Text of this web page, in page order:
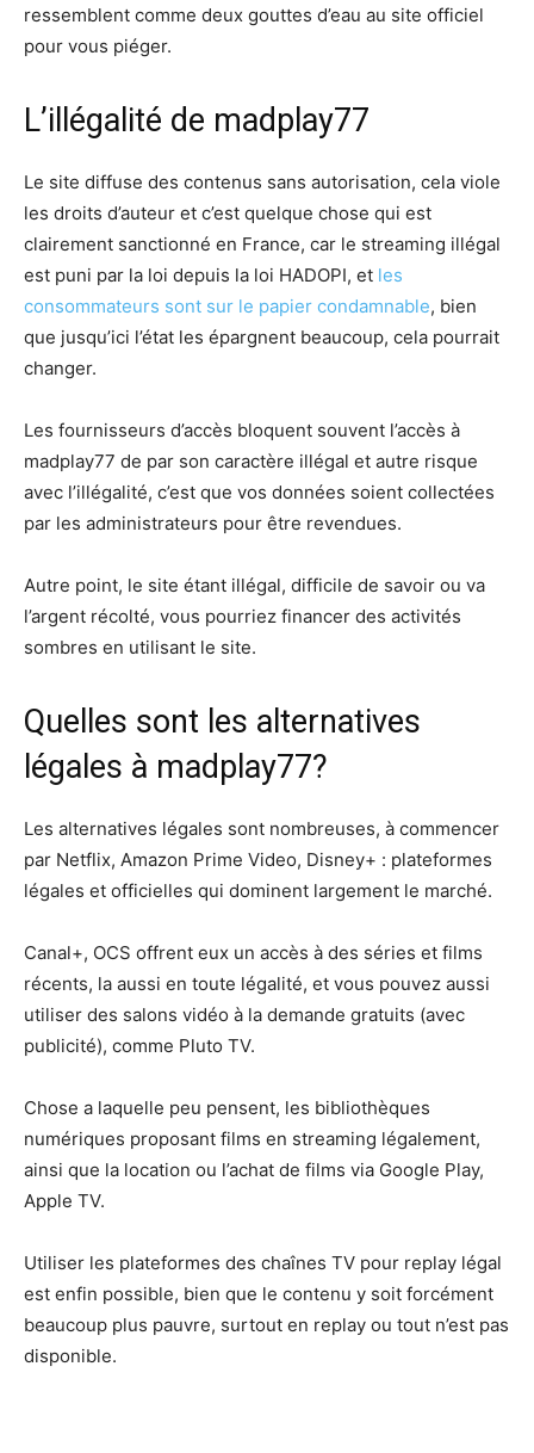
ressemblent comme deux gouttes d’eau au site officiel
pour vous piéger.
L’illégalité de madplay77
Le site diffuse des contenus sans autorisation, cela viole
les droits d’auteur et c’est quelque chose qui est
clairement sanctionné en France, car le streaming illégal
est puni par la loi depuis la loi HADOPI, et les
consommateurs sont sur le papier condamnable, bien
que jusqu’ici l’état les épargnent beaucoup, cela pourrait
changer.
Les fournisseurs d’accès bloquent souvent l’accès à
madplay77 de par son caractère illégal et autre risque
avec l’illégalité, c’est que vos données soient collectées
par les administrateurs pour être revendues.
Autre point, le site étant illégal, difficile de savoir ou va
l’argent récolté, vous pourriez financer des activités
sombres en utilisant le site.
Quelles sont les alternatives
légales à madplay77?
Les alternatives légales sont nombreuses, à commencer
par Netflix, Amazon Prime Video, Disney+ : plateformes
légales et officielles qui dominent largement le marché.
Canal+, OCS offrent eux un accès à des séries et films
récents, la aussi en toute légalité, et vous pouvez aussi
utiliser des salons vidéo à la demande gratuits (avec
publicité), comme Pluto TV.
Chose a laquelle peu pensent, les bibliothèques
numériques proposant films en streaming légalement,
ainsi que la location ou l’achat de films via Google Play,
Apple TV.
Utiliser les plateformes des chaînes TV pour replay légal
est enfin possible, bien que le contenu y soit forcément
beaucoup plus pauvre, surtout en replay ou tout n’est pas
disponible.